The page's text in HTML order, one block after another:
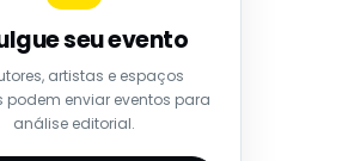
seu evento
artistas e espaços
podem enviar eventos para
análise editorial.